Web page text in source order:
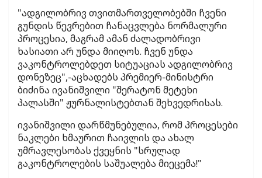
"ადგილობრივ თვითმართველობებში ჩვენი
გუნდის წევრებით ჩანაცვლება ნორმალური
პროცესია, მაგრამ ამან ძალადობრივი
ხასიათი არ უნდა მიიღოს. ჩვენ უნდა
ვაკონტროლებდეთ სიტუაციას ადგილობრივ
დონეზეც",-აცხადებს პრემიერ-მინისტრი
ბიძინა ივანიშვილი "შერატონ მეტეხი
პალასში" ჟურნალისტებთან შეხვედრისას.
ივანიშვილი დარწმუნებულია, რომ პროცესები
ნაკლები ხმაურით ჩაივლის და ახალ
უმრავლესობას ქვეყნის "სრულად
გაკონტროლების საშუალება მიეცემა!"